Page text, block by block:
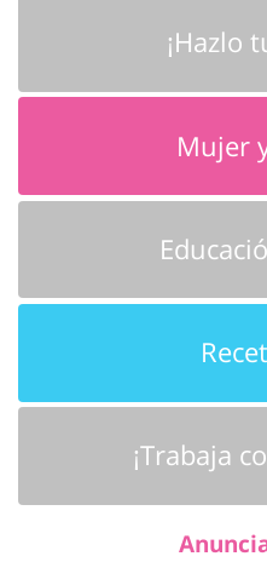
¡Hazlo
Mujer
¡Trabaja